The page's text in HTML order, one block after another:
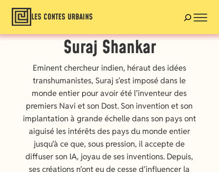
LES CONTES URBAINS
Suraj Shankar
Eminent chercheur indien, héraut des idées
transhumanistes, Suraj s’est imposé dans le
monde entier pour avoir été l’inventeur des
premiers Navi et son Dost. Son invention et son
implantation à grande échelle dans son pays ont
aiguisé les intérêts des pays du monde entier
jusqu’à ce que, sous pression, il accepte de
diffuser son IA, joyau de ses inventions. Depuis,
ses créations n’ont eu de cesse d’influencer la